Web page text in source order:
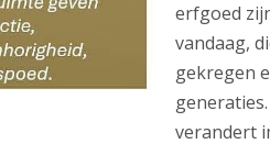
erfgoed
vandaag,
gekregen
verandert